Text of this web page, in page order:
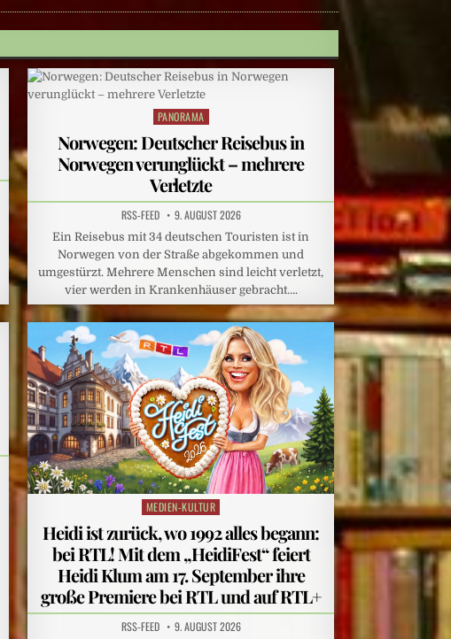
Posted
PANORAMA
Norwegen: Deutscher Reisebus in
Norwegen verunglückt – mehrere
Verletzte
RSS-FEED 9. AUGUST 2026
Ein Reisebus mit 34 deutschen Touristen ist in
Norwegen von der Straße abgekommen und
umgestürzt. Mehrere Menschen sind leicht verletzt,
vier werden in Krankenhäuser gebracht….
Posted
in
MEDIEN-KULTUR
Heidi ist zurück, wo 1992 alles begann:
bei RTL! Mit dem „HeidiFest“ feiert
Heidi Klum am 17. September ihre
große Premiere bei RTL und auf RTL+
RSS-FEED 9. AUGUST 2026